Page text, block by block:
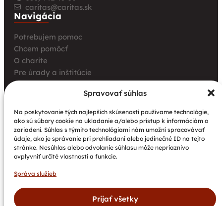
Spravovať súhlas
Na poskytovanie tých najlepších skúseností používame technológie,
ako sú súbory cookie na ukladanie a/alebo prístup k informáciám o
zariadení. Súhlas s týmito technológiami nám umožní spracovávať
údaje, ako je správanie pri prehliadaní alebo jedinečné ID na tejto
stránke. Nesúhlas alebo odvolanie súhlasu môže nepriaznivo
ovplyvniť určité vlastnosti a funkcie.
Správa služieb
Prijať všetky
caritas@caritas.sk
Navigácia
Potrebujem pomoc
Chcem pomôcť
O charite
Pre úrady a inštitúcie
Farské charity
Aktuality
Charita bez hraníc: Stretnutie Spišskej katolíckej
charity a Krakowskej arcidiecéznej charity prinieslo
nové pohľady na fundraising aj propagáciu
Nové petangové ihrisko prináša seniorom radosť,
pohyb a komunitu
tretích krajín vrátane migrantov“